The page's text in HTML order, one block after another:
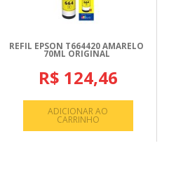
REFIL EPSON T664420 AMARELO
70ML ORIGINAL
R$ 124,46
ADICIONAR AO
CARRINHO